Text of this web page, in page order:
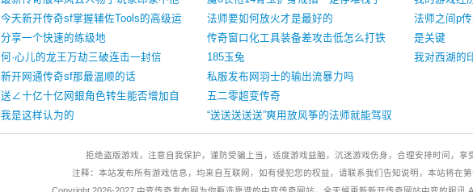
是个
今天新开传奇sf掌握辅佐Tools的高级运
用技能
分享一个快速的练级地
何·心儿的龙王万劫三破连击一封信
新开网通传奇sf那最温顺的话
送∠十亿十亿网銀角色转生能否增加自
身实力？
我是这样认为的
法师要如何放火才是最好的
传奇窗口化工具装备差攻击低怎么打铁
血牛魔王？
185玉兔
私服发布网羽士的输出流暴力吗
五二零超变传奇
“送送送送送”爽用放风筝的法师就能驾驭
副本和pk
法师之间p
是关键
我对西湖的
拒绝盗版游戏，注意自我保护，谨防受骗上当，适度游戏益脑，沉迷游戏伤身，合理安排时间，享
注释：本站发布所有游戏信息，均来自互联网，如有侵犯您的权益，请联系我们告知说明，本站将在第